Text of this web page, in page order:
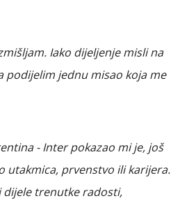
Iako dijeljenje misli na
jednu misao koja me
- Inter pokazao mi je, još
utakmica, prvenstvo ili karijera.
dijele trenutke radosti,